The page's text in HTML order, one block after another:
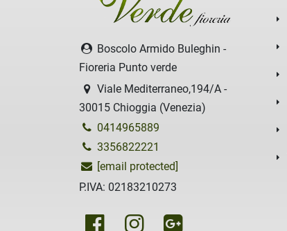
Boscolo Armido Buleghin -
Fioreria Punto verde
Viale Mediterraneo,194/A -
30015 Chioggia (Venezia)
0414965889
3356822221
[email protected]
P.IVA: 02183210273